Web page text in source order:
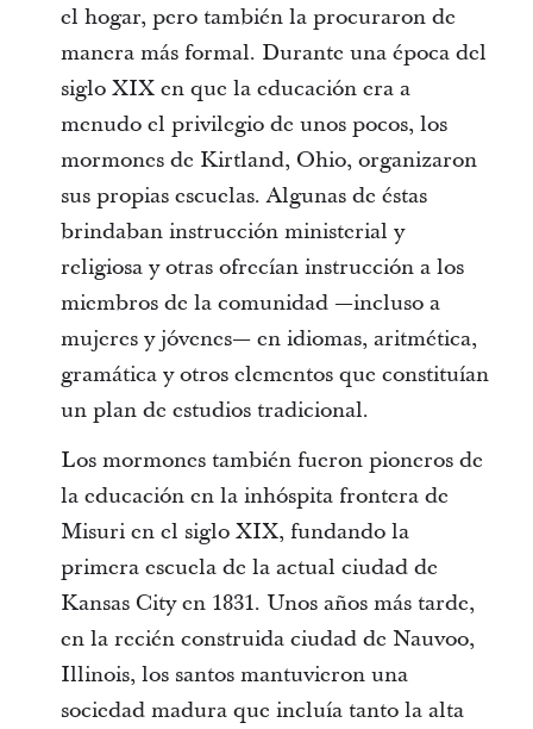
el hogar, pero también la procuraron de
manera más formal. Durante una época del
siglo XIX en que la educación era a
menudo el privilegio de unos pocos, los
mormones de Kirtland, Ohio, organizaron
sus propias escuelas. Algunas de éstas
brindaban instrucción ministerial y
religiosa y otras ofrecían instrucción a los
miembros de la comunidad —incluso a
mujeres y jóvenes— en idiomas, aritmética,
gramática y otros elementos que constituían
un plan de estudios tradicional.
Los mormones también fueron pioneros de
la educación en la inhóspita frontera de
Misuri en el siglo XIX, fundando la
primera escuela de la actual ciudad de
Kansas City en 1831. Unos años más tarde,
en la recién construida ciudad de Nauvoo,
Illinois, los santos mantuvieron una
sociedad madura que incluía tanto la alta